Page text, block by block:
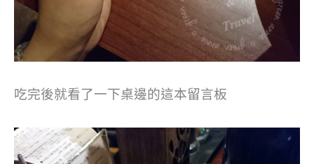
吃完後就看了一下桌邊的這本留言板